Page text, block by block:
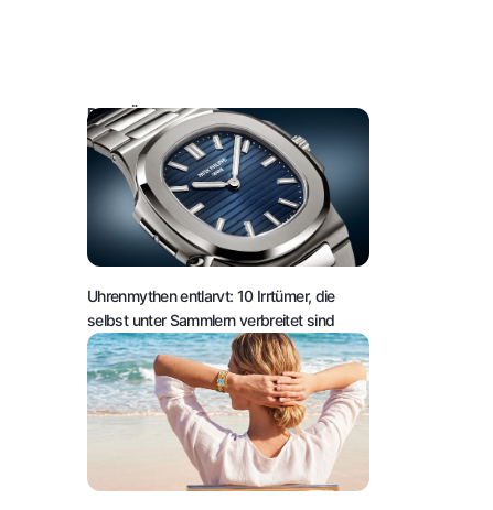
DAS KÖNNTE SIE AUCH INTERESSIEREN:
Uhrenmythen entlarvt: 10 Irrtümer, die
selbst unter Sammlern verbreitet sind